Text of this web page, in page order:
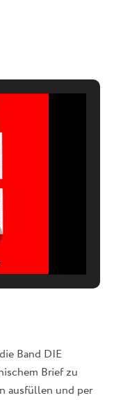
Band DIE
Brief zu
ausfüllen und per